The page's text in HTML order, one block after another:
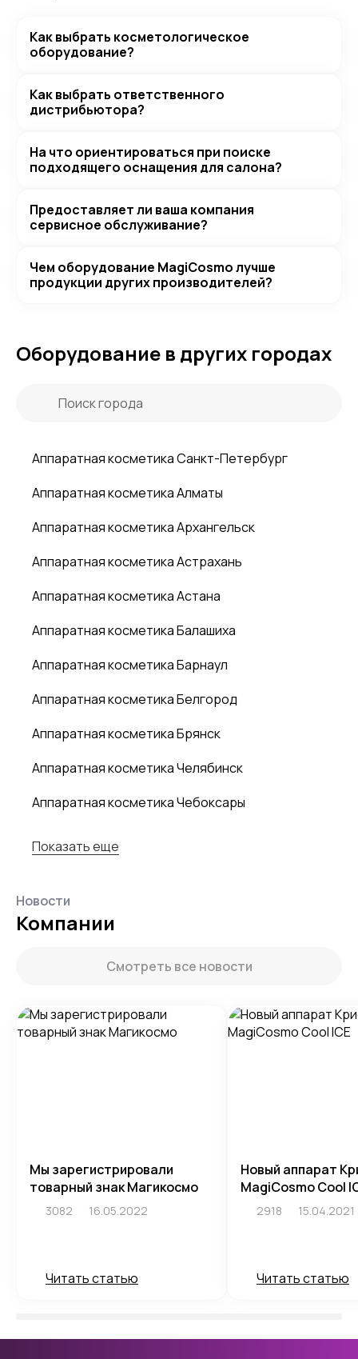
Как выбрать косметологическое
оборудование?
Как выбрать ответственного
дистрибьютора?
На что ориентироваться при поиске
подходящего оснащения для салона?
Предоставляет ли ваша компания
сервисное обслуживание?
Чем оборудование MagiCosmo лучше
продукции других производителей?
Оборудование в других городах
Аппаратная косметика Санкт-Петербург
Аппаратная косметика Алматы
Аппаратная косметика Архангельск
Аппаратная косметика Астрахань
Аппаратная косметика Астана
Аппаратная косметика Балашиха
Аппаратная косметика Барнаул
Аппаратная косметика Белгород
Аппаратная косметика Брянск
Аппаратная косметика Челябинск
Аппаратная косметика Чебоксары
Показать еще
Новости
Компании
Смотреть все новости
Мы зарегистрировали
товарный знак Магикосмо
3082 16.05.2022
Читать статью
Новый аппарат
MagiCosmo Cool
2918 15.04.2021
Читать статью